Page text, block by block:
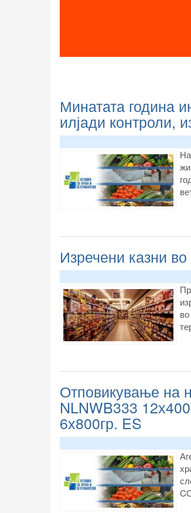
Минатата година
илјади контроли,
Изречени казни
Отповикување на
NLNWB333
6х800гр. ES